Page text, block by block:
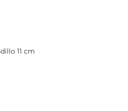
11 cm